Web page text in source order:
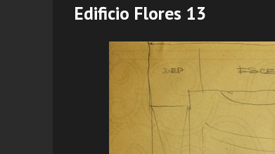
Edificio Flores 13